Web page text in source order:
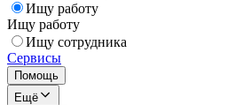
Ищу работу
Ищу работу
Ищу сотрудника
Сервисы
Помощь
Ещё